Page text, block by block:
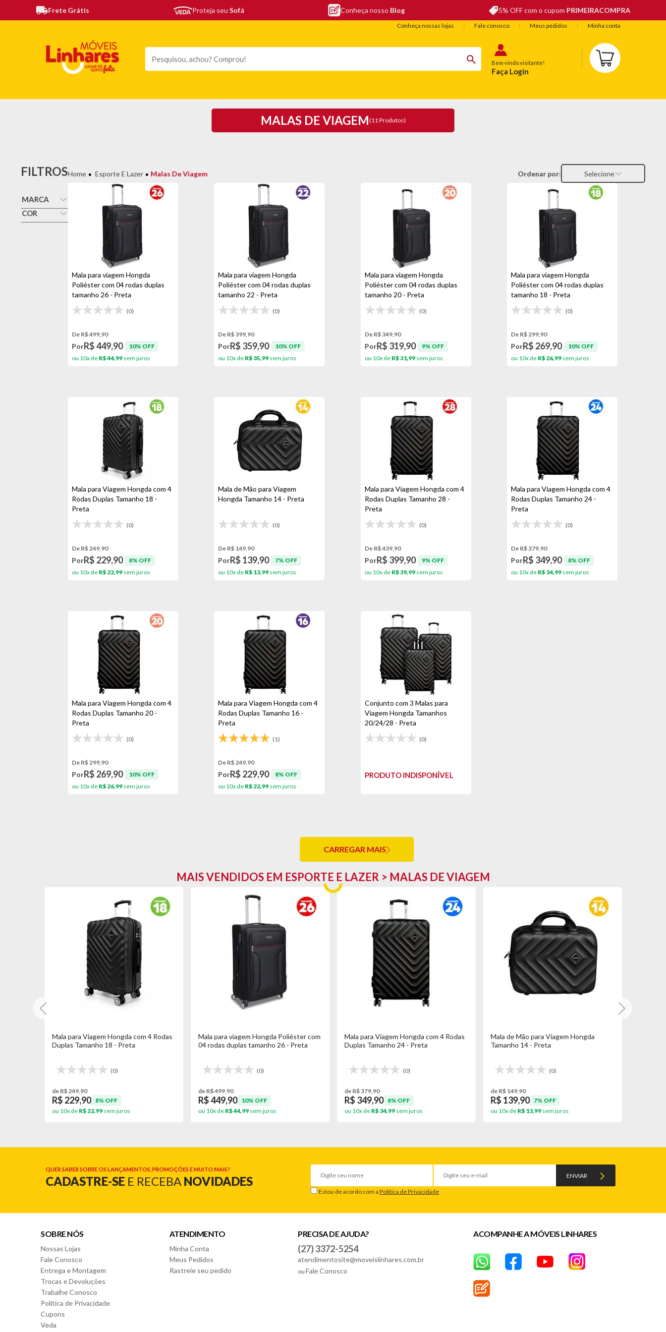
Frete Grátis Proteja seu Sofá Conheça nosso Blog 5% OFF com o cupom PRIMEIRACOMPRA
Conheça nossas lojas Fale conosco Meus pedidos Minha conta
Bem vindo visitante!
Faça Login
MALAS DE VIAGEM(11 Produtos)
FILTROS
MARCA
Elomio
COR
Esporte E Lazer Malas De Viagem Ordenar por: Selecione
Mala para viagem Hongda
Poliéster com 04 rodas duplas
tamanho 26 - Preta
(0)
De R$ 499,90
PorR$ 449,90
10% OFF
ou 10x de R$ 44,99 sem juros
Mala para viagem Hongda
Poliéster com 04 rodas duplas
tamanho 22 - Preta
(0)
De R$ 399,90
PorR$ 359,90
10% OFF
ou 10x de R$ 35,99 sem juros
Mala para viagem Hongda
Poliéster com 04 rodas duplas
tamanho 20 - Preta
(0)
De R$ 349,90
PorR$ 319,90
9% OFF
ou 10x de R$ 31,99sem juros
Mala para viagem Hongda
Poliéster com 04 rodas duplas
tamanho 18 - Preta
(0)
De R$ 299,90
PorR$ 269,90
10% OFF
ou 10x de R$ 26,99sem juros
Mala para Viagem Hongda com 4
Rodas Duplas Tamanho 18 -
Preta
(0)
De R$ 249,90
PorR$ 229,90
8% OFF
ou 10x de R$ 22,99 sem juros
Mala de Mão para Viagem
Hongda Tamanho 14 - Preta
(0)
De R$ 149,90
PorR$ 139,90
7% OFF
ou 10x de R$ 13,99 sem juros
Mala para Viagem Hongda com 4
Rodas Duplas Tamanho 28 -
Preta
(0)
De R$ 439,90
PorR$ 399,90
9% OFF
ou 10x de R$ 39,99sem juros
Mala para Viagem Hongda com 4
Rodas Duplas Tamanho 24 -
Preta
(0)
De R$ 379,90
PorR$ 349,90
8% OFF
ou 10x de R$ 34,99sem juros
Mala para Viagem Hongda com 4
Rodas Duplas Tamanho 20 -
Preta
(0)
De R$ 299,90
PorR$ 269,90
10% OFF
ou 10x de R$ 26,99 sem juros
Mala para Viagem Hongda com 4
Rodas Duplas Tamanho 16 -
Preta
(1)
De R$ 249,90
PorR$ 229,90
8% OFF
ou 10x de R$ 22,99 sem juros
Conjunto com 3 Malas para
Viagem Hongda Tamanhos
20/24/28 - Preta
(0)
PRODUTO INDISPONÍVEL
CARREGAR MAIS
MAIS VENDIDOS EM ESPORTE E LAZER > MALAS DE VIAGEM
Mala para Viagem Hongda com 4 Rodas
Duplas Tamanho 18 - Preta
(0)
de R$ 249,90
R$ 229,90
8% OFF
ou 10x de R$ 22,99sem juros
Mala para viagem Hongda Poliéster com
04 rodas duplas tamanho 26 - Preta
(0)
de R$ 499,90
R$ 449,90
10% OFF
ou 10x de R$ 44,99sem juros
Mala para Viagem Hongda com 4 Rodas
Duplas Tamanho 24 - Preta
(0)
de R$ 379,90
R$ 349,90
8% OFF
ou 10x de R$ 34,99sem juros
Mala de Mão para Viagem Hongda
Tamanho 14 - Preta
(0)
de R$ 149,90
R$ 139,90
7% OFF
ou 10x de R$ 13,99sem juros
QUER SABER SOBRE OS LANÇAMENTOS, PROMOÇÕES E MUITO MAIS?
CADASTRE-SE E RECEBA NOVIDADES ENVIAR
Estou de acordo com aPolítica de Privacidade
SOBRE NÓS
Nossas Lojas
Fale Conosco
Entrega e Montagem
Trocas e Devoluções
Trabalhe Conosco
Política de Privacidade
Cupons
Veda
ATENDIMENTO
Minha Conta
Meus Pedidos
Rastreie seu pedido
PRECISA DE AJUDA?
(27) 3372-5254
atendimentosite@moveislinhares.com.br
ou Fale Conosco
ACOMPANHE A MÓVEIS LINHARES